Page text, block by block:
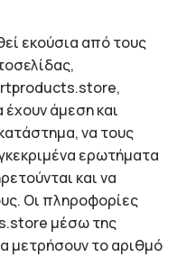
εκούσια από τους
έχουν άμεση και
να τους
ερωτήματα
και να
Οι πληροφορίες
μέσω της
μετρήσουν το αριθμό